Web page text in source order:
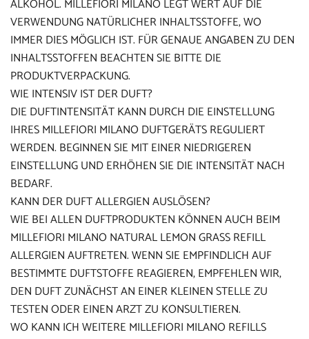
ALKOHOL. MILLEFIORI MILANO LEGT WERT AUF DIE
VERWENDUNG NATÜRLICHER INHALTSSTOFFE, WO
IMMER DIES MÖGLICH IST. FÜR GENAUE ANGABEN ZU DEN
INHALTSSTOFFEN BEACHTEN SIE BITTE DIE
PRODUKTVERPACKUNG.
WIE INTENSIV IST DER DUFT?
DIE DUFTINTENSITÄT KANN DURCH DIE EINSTELLUNG
IHRES MILLEFIORI MILANO DUFTGERÄTS REGULIERT
WERDEN. BEGINNEN SIE MIT EINER NIEDRIGEREN
EINSTELLUNG UND ERHÖHEN SIE DIE INTENSITÄT NACH
BEDARF.
KANN DER DUFT ALLERGIEN AUSLÖSEN?
WIE BEI ALLEN DUFTPRODUKTEN KÖNNEN AUCH BEIM
MILLEFIORI MILANO NATURAL LEMON GRASS REFILL
ALLERGIEN AUFTRETEN. WENN SIE EMPFINDLICH AUF
BESTIMMTE DUFTSTOFFE REAGIEREN, EMPFEHLEN WIR,
DEN DUFT ZUNÄCHST AN EINER KLEINEN STELLE ZU
TESTEN ODER EINEN ARZT ZU KONSULTIEREN.
WO KANN ICH WEITERE MILLEFIORI MILANO REFILLS